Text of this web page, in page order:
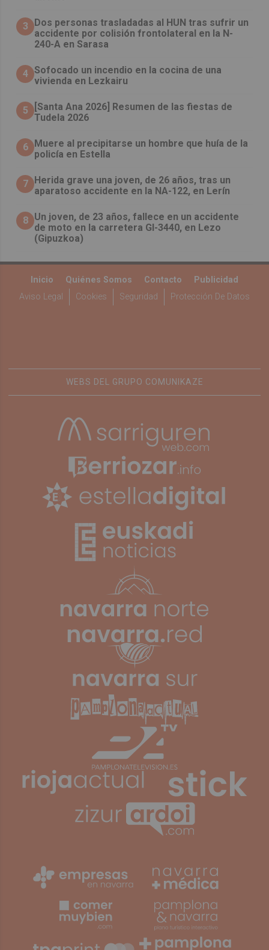
3
​Dos personas trasladadas al HUN tras sufrir un
accidente por colisión frontolateral en la N-
240-A en Sarasa
4 Sofocado un incendio en la cocina de una
vivienda en Lezkairu
5
[Santa Ana 2026] Resumen de las fiestas de
Tudela 2026
6
Muere al precipitarse un hombre que huía de la
policía en Estella
7
Herida grave una joven, de 26 años, tras un
aparatoso accidente en la NA-122, en Lerín
8 Un joven, de 23 años, fallece en un accidente
de moto en la carretera GI-3440, en Lezo
(Gipuzkoa)
Inicio Quiénes Somos Contacto
Publicidad
Aviso Legal
Cookies Seguridad Protección De Datos
WEBS DEL GRUPO COMUNIKAZE